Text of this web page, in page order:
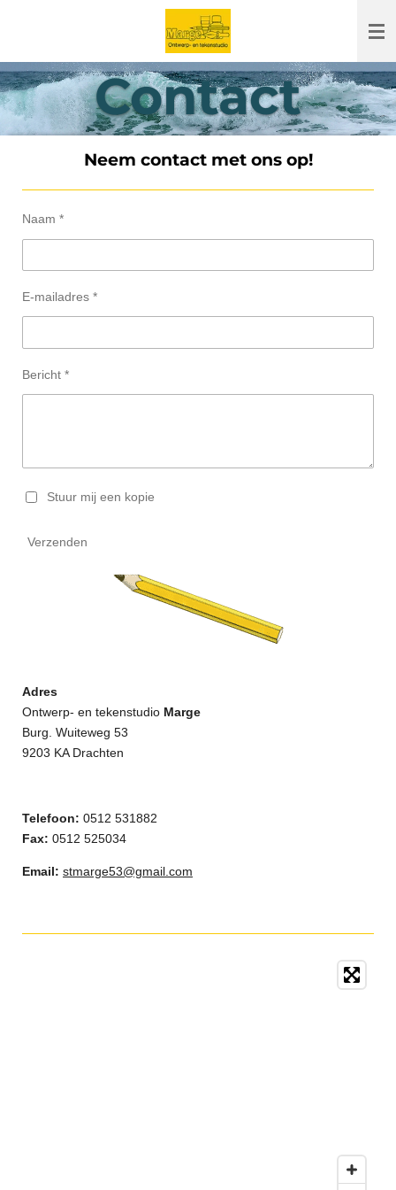
de
hoofdinhoud Contact
Neem contact met ons op!
Naam *
E-mailadres *
Bericht *
Stuur mij een kopie
Verzenden
Adres
Ontwerp- en tekenstudio Marge
Burg. Wuiteweg 53
9203 KA Drachten
Telefoon: 0512 531882
Fax: 0512 525034
Email: stmarge53@gmail.com